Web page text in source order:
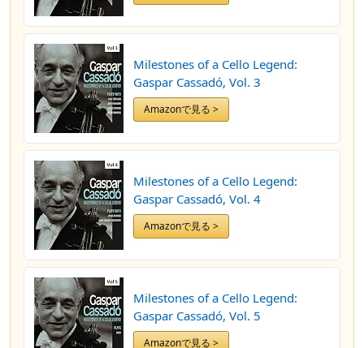
Milestones of a Cello Legend:
Gaspar Cassadó, Vol. 3
Amazonで見る >
Milestones of a Cello Legend:
Gaspar Cassadó, Vol. 4
Amazonで見る >
Milestones of a Cello Legend:
Gaspar Cassadó, Vol. 5
Amazonで見る >